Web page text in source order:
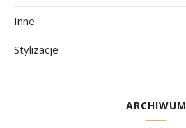
Inne
Stylizacje
ARCHIWUM